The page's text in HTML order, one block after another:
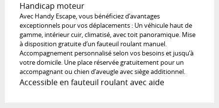
Handicap moteur
Avec Handy Escape, vous bénéficiez d’avantages
exceptionnels pour vos déplacements : Un véhicule haut de
gamme, intérieur cuir, climatisé, avec toit panoramique. Mise
à disposition gratuite d’un fauteuil roulant manuel.
Accompagnement personnalisé selon vos besoins et jusqu’à
votre domicile. Une place réservée gratuitement pour un
accompagnant ou chien d’aveugle avec siège additionnel.
Accessible en fauteuil roulant avec aide